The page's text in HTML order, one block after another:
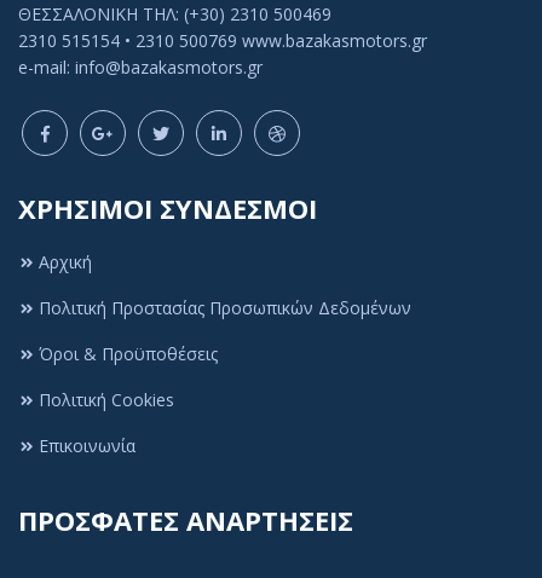
παρόμοιες τεχνολογίες, για να βελτιώσει την
εμπειρία περιήγησής σας και να παρέχει
δική μαςΠολιτική Cookies
ΘΕΣΣΑΛΟΝΙΚΗ ΤΗΛ: (+30) 2310 500469
2310 515154 • 2310 500769 www.bazakasmotors.gr
e-mail: info@bazakasmotors.gr
ΧΡΗΣΙΜΟΙ ΣΥΝΔΕΣΜΟΙ
Αρχική
Πολιτική Προστασίας Προσωπικών Δεδομένων
Όροι & Προϋποθέσεις
Πολιτική Cookies
Επικοινωνία
ΠΡΟΣΦΑΤΕΣ ΑΝΑΡΤΗΣΕΙΣ